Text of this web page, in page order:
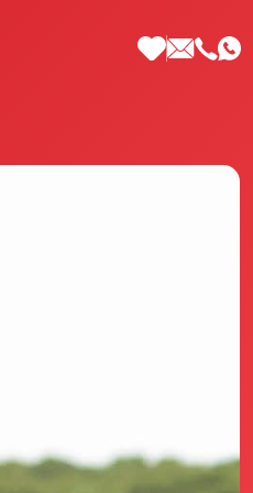
di Più
Pilla
di Più